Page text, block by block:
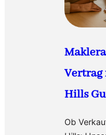
Hills
Ob